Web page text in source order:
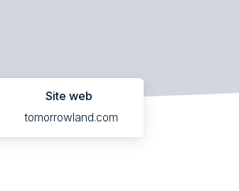
Site web
tomorrowland.com